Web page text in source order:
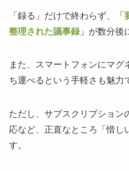
「録る」だけで終わらず、
整理された議事録」 が数分後
また、スマートフォンにマグ
ち運べるという手軽さも魅力
ただし、サブスクリプション
応など、正直なところ「惜し
す。